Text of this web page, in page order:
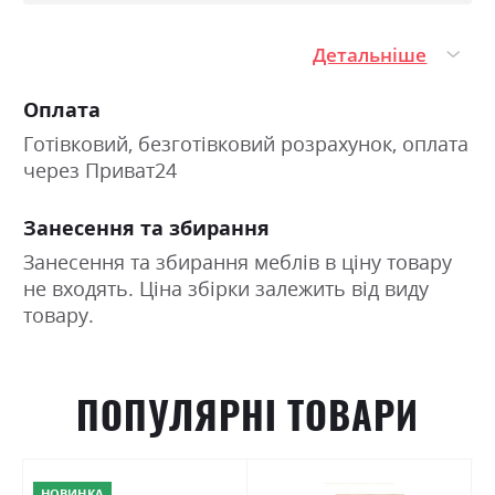
спальні;
телескопічні напрямні повного висування для
якісні матеріали та надійна фурнітура для тривалого
використання.
Якщо ви прагнете купити спальню, яка вдало поєднує
класичний стиль, функціональність і високу якість
Детальніше
Оплата
Готівковий, безготівковий розрахунок, оплата
через Приват24
Занесення та збирання
Занесення та збирання меблів в ціну товару
не входять. Ціна збірки залежить від виду
товару.
ПОПУЛЯРНІ ТОВАРИ